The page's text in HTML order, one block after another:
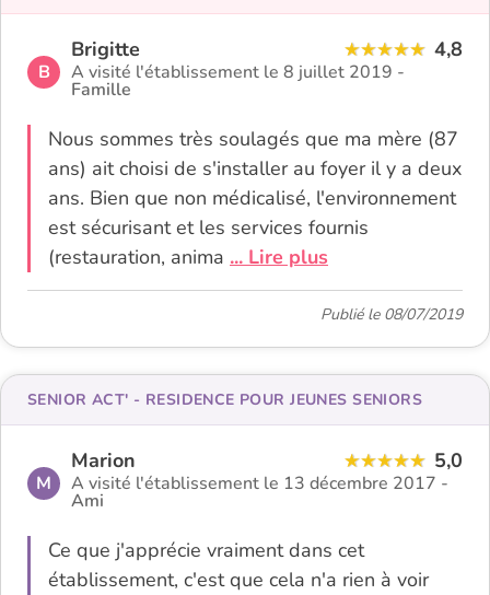
B
Brigitte 4,8
A visité l'établissement le 8 juillet 2019 -
Famille
Nous sommes très soulagés que ma mère (87
ans) ait choisi de s'installer au foyer il y a deux
ans. Bien que non médicalisé, l'environnement
est sécurisant et les services fournis
(restauration, anima ... Lire plus
Publié le 08/07/2019
M
Marion 5,0
A visité l'établissement le 13 décembre 2017 -
Ami
Ce que j'apprécie vraiment dans cet
établissement, c'est que cela n'a rien à voir
SENIOR ACT' - RESIDENCE POUR JEUNES SENIORS